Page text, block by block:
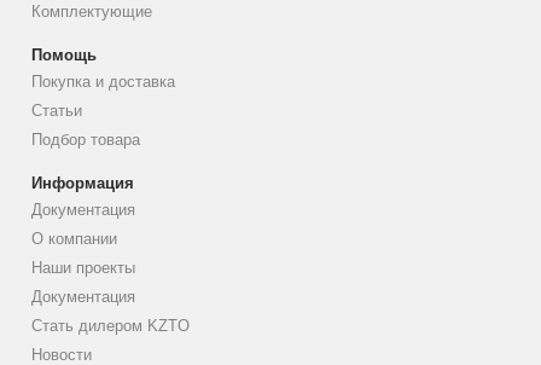
Комплектующие
Помощь
Покупка и доставка
Статьи
Подбор товара
Информация
Документация
О компании
Наши проекты
Документация
Стать дилером KZTO
Новости